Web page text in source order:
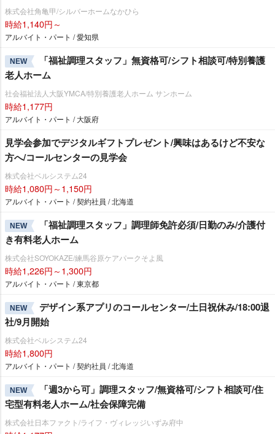
株式会社角亀甲/シルバーホームなかひら
時給1,140円～
アルバイト・パート / 愛知県
NEW
「福祉調理スタッフ」無資格可/シフト相談可/特別養護
老人ホーム
社会福祉法人大阪YMCA/特別養護老人ホーム サンホーム
時給1,177円
アルバイト・パート / 大阪府
見学会参加でデジタルギフトプレゼント/興味はあるけど不安な
方へ/コールセンターの見学会
株式会社ベルシステム24
時給1,080円～1,150円
アルバイト・パート / 契約社員 / 北海道
NEW
「福祉調理スタッフ」調理師免許必須/日勤のみ/介護付
き有料老人ホーム
株式会社SOYOKAZE/練馬谷原ケアパークそよ風
時給1,226円～1,300円
アルバイト・パート / 東京都
NEW
デザイン系アプリのコールセンター/土日祝休み/18:00退
社/9月開始
株式会社ベルシステム24
時給1,800円
アルバイト・パート / 契約社員 / 北海道
NEW
「週3から可」調理スタッフ/無資格可/シフト相談可/住
宅型有料老人ホーム/社会保障完備
株式会社日本ファクト/ライフ・ヴィレッジいずみ府中